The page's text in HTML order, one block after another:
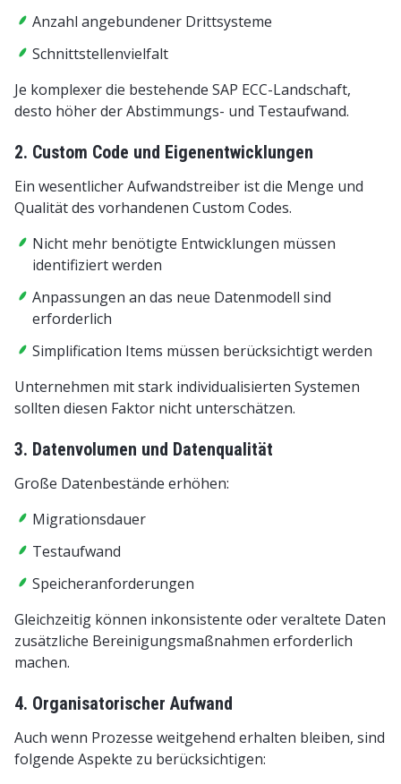
Anzahl angebundener Drittsysteme
Schnittstellenvielfalt
Je komplexer die bestehende SAP ECC-Landschaft,
desto höher der Abstimmungs- und Testaufwand.
2. Custom Code und Eigenentwicklungen
Ein wesentlicher Aufwandstreiber ist die Menge und
Qualität des vorhandenen Custom Codes.
Nicht mehr benötigte Entwicklungen müssen
identifiziert werden
Anpassungen an das neue Datenmodell sind
erforderlich
Simplification Items müssen berücksichtigt werden
Unternehmen mit stark individualisierten Systemen
sollten diesen Faktor nicht unterschätzen.
3. Datenvolumen und Datenqualität
Große Datenbestände erhöhen:
Migrationsdauer
Testaufwand
Speicheranforderungen
Gleichzeitig können inkonsistente oder veraltete Daten
zusätzliche Bereinigungsmaßnahmen erforderlich
machen.
4. Organisatorischer Aufwand
Auch wenn Prozesse weitgehend erhalten bleiben, sind
folgende Aspekte zu berücksichtigen: